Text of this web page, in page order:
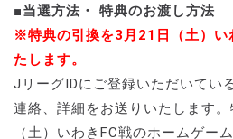
■当選方法・ 特典のお渡し方法
※特典の引換を3月21日（土）い
たします。
JリーグIDにご登録いただいてい
連絡、詳細をお送りいたします
（土）いわきFC戦のホームゲー